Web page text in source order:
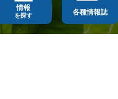
情報
を探す 各種情報誌